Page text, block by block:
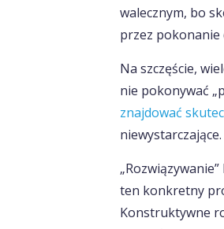
walecznym, bo
przez
Na szczęście,
nie pokonywać
znajdować
niewystarczające.
ten konkretny
Konstruktywne